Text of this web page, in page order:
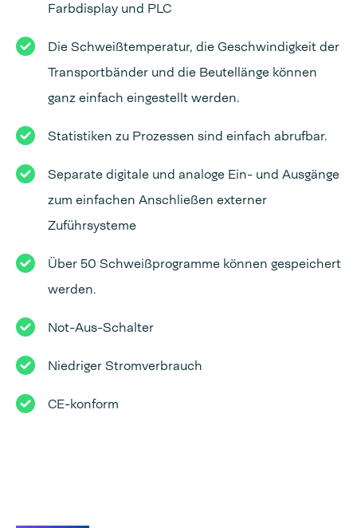
Farbdisplay und PLC
Die Schweißtemperatur, die Geschwindigkeit der
Transportbänder und die Beutellänge können
ganz einfach eingestellt werden.
Statistiken zu Prozessen sind einfach abrufbar.
Separate digitale und analoge Ein- und Ausgänge
zum einfachen Anschließen externer
Zuführsysteme
Über 50 Schweißprogramme können gespeichert
werden.
Not-Aus-Schalter
Niedriger Stromverbrauch
CE-konform